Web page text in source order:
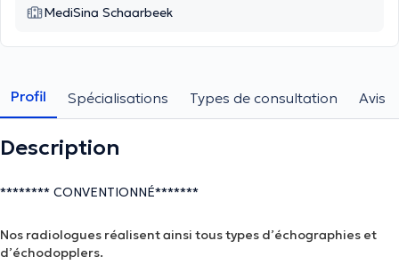
MediSina Schaarbeek
Profil Spécialisations Types de consultation Avis
Description
******** CONVENTIONNÉ*******
Nos radiologues réalisent ainsi tous types d’échographies et
d’échodopplers.